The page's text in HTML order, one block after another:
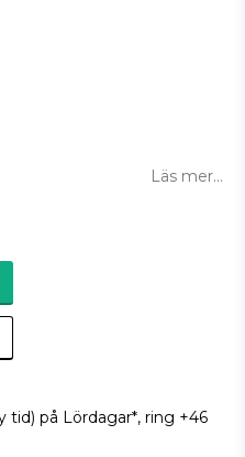
Läs mer...
tid) på Lördagar*, ring +46